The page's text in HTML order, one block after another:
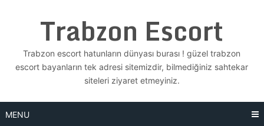
Trabzon Escort
Trabzon escort hatunların dünyası burası ! güzel trabzon
escort bayanların tek adresi sitemizdir, bilmediğiniz sahtekar
siteleri ziyaret etmeyiniz.
MENU